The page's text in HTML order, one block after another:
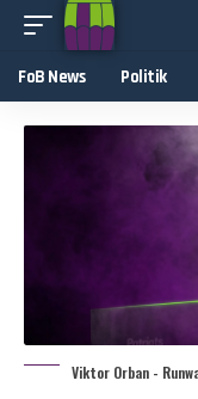
FoB News Politik
Viktor Orban -